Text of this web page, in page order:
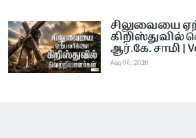
சிலுவையை
கிறிஸ்துவில்
ஆர்.கே. சாமி |
Aug 06, 2026